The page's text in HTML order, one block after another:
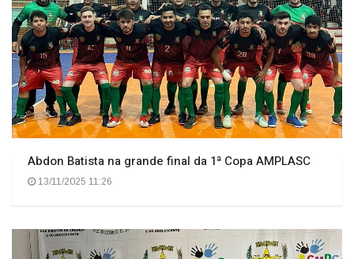
Abdon Batista na grande final da 1ª Copa AMPLASC
13/11/2025 11:26